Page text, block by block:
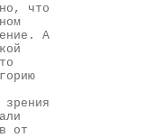
что
А
от